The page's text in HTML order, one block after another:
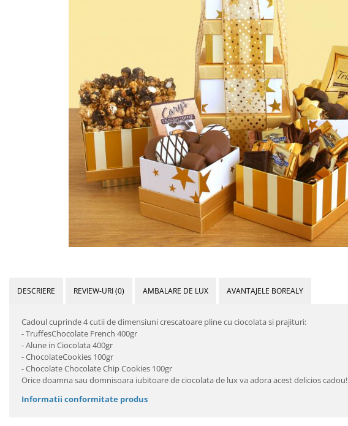
Cele mai vandute
200 Lei - 300 Lei
300 Lei - 500 Lei
DESCRIERE REVIEW-URI(0) AMBALARE DE LUX AVANTAJELE BOREALY
Cadoul cuprinde 4 cutii de dimensiuni crescatoare pline cu ciocolata si prajituri:
- TruffesChocolate French 400gr
- Alune in Ciocolata 400gr
- ChocolateCookies 100gr
- Chocolate Chocolate Chip Cookies 100gr
Orice doamna sau domnisoara iubitoare de ciocolata de lux va adora acest delicios cadou!
Informatii conformitate produs